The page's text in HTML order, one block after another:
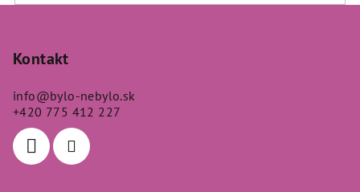
Kontakt
info@bylo-nebylo.sk
+420 775 412 227